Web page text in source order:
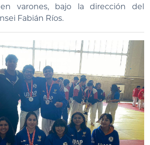
varones, bajo la dirección del
Fabián Ríos.